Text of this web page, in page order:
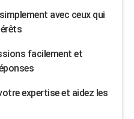
avec ceux qui
facilement et
expertise et aidez les